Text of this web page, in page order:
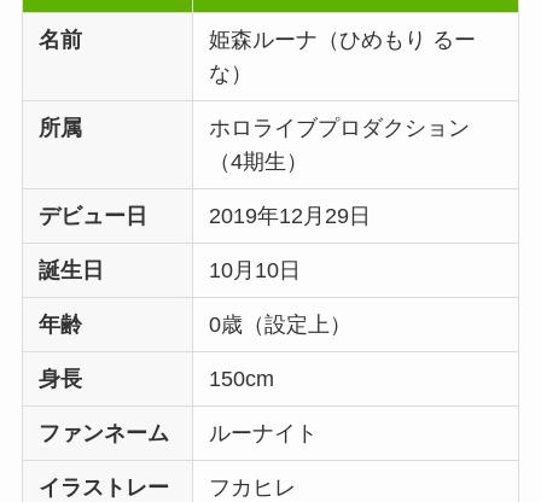
名前
姫森ルーナ（ひめもり るー
な）
所属
ホロライブプロダクション
（4期生）
デビュー日 2019年12月29日
誕生日 10月10日
年齢 0歳（設定上）
身長 150cm
ファンネーム ルーナイト
イラストレー
フカヒレ